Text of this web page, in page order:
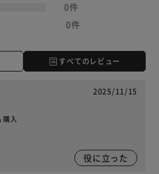
0件
0件
すべてのレビュー
2025/11/15
購入
役に立った